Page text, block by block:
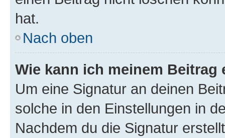
hat.
Nach oben
Wie kann ich meinem
Um eine Signatur an deinen
solche in den Einstellungen in
Nachdem du die Signatur